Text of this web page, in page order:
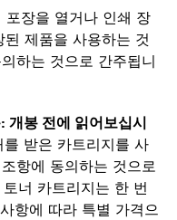
포장을 열거나 인쇄 장
제품을 사용하는 것
하는 것으로 간주됩니
개봉 전에 읽어보십시
받은 카트리지를 사
항에 동의하는 것으로
너 카트리지는 한 번
항에 따라 특별 가격으